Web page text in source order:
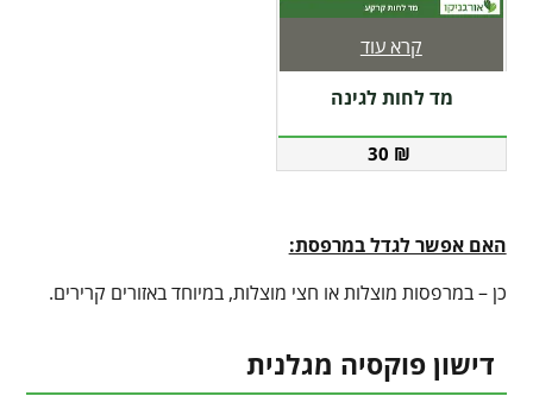
מד לחות לגינה
30 ₪
קרא עוד
האם אפשר לגדל במרפסת:
כן – במרפסות מוצלות או חצי מוצלות, במיוחד באזורים קרירים.
דישון פוקסיה מגלנית